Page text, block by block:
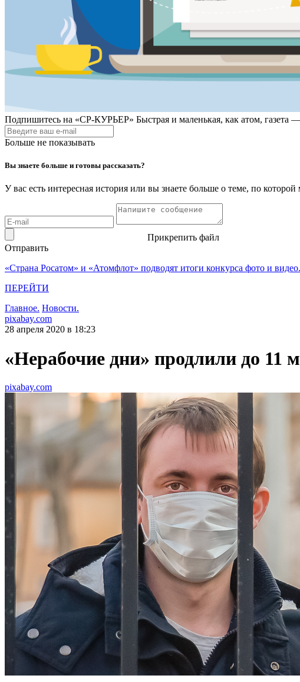
Подпишитесь на «СР-КУРЬЕР» Быстрая и маленькая, как атом,
Больше не показывать
Вы знаете больше и готовы рассказать?
У вас есть интересная история или вы знаете больше о теме, по
Прикрепить файл
Отправить
«Страна Росатом» и «Атомфлот» подводят итоги конкурса фото и
ПЕРЕЙТИ
Главное. Новости.
pixabay.com
28 апреля 2020 в 18:23
«Нерабочие дни» продлили до 11
pixabay.com